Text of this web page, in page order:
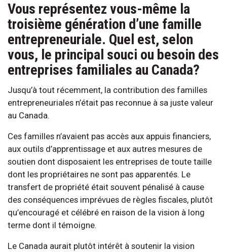
Vous représentez vous-même la
troisième génération d’une famille
entrepreneuriale. Quel est, selon
vous, le principal souci ou besoin des
entreprises familiales au Canada?
Jusqu’à tout récemment, la contribution des familles
entrepreneuriales n’était pas reconnue à sa juste valeur
au Canada.
Ces familles n’avaient pas accès aux appuis financiers,
aux outils d’apprentissage et aux autres mesures de
soutien dont disposaient les entreprises de toute taille
dont les propriétaires ne sont pas apparentés. Le
transfert de propriété était souvent pénalisé à cause
des conséquences imprévues de règles fiscales, plutôt
qu’encouragé et célébré en raison de la vision à long
terme dont il témoigne.
Le Canada aurait plutôt intérêt à soutenir la vision